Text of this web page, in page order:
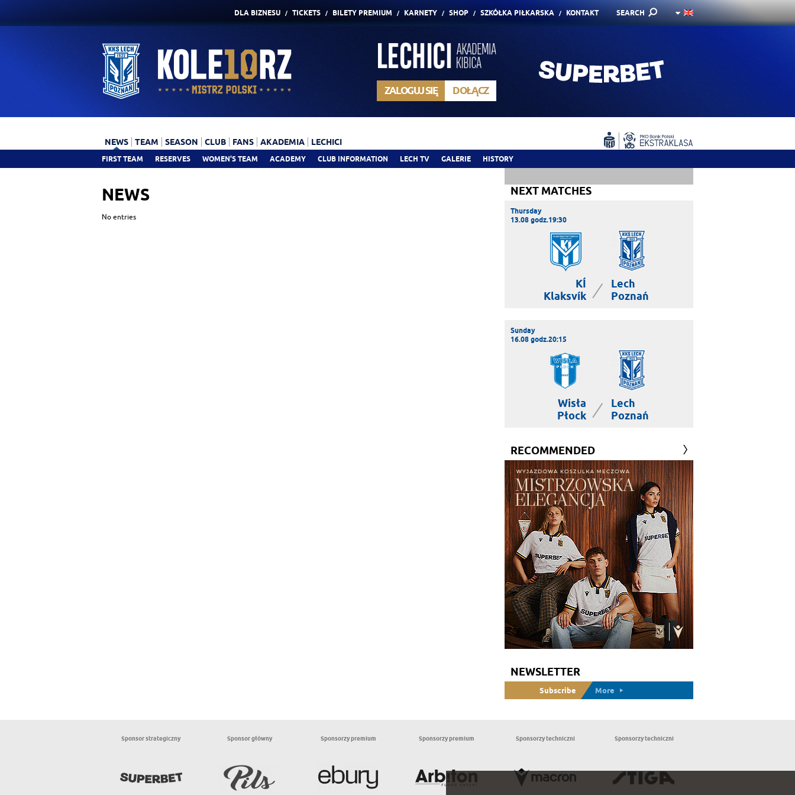
DLA BIZNESU TICKETS BILETY PREMIUM KARNETY SHOP SZKÓŁKA PIŁKARSKA KONTAKT SEARCH
ZALOGUJ SIĘ DOŁĄCZ
NEWS
FIRST TEAM RESERVES WOMEN'S TEAM ACADEMY CLUB INFORMATION LECH TV GALERIE HISTORY
TEAM SEASON CLUB FANS AKADEMIA LECHICI
NEWS
No entries
NEXT MATCHES
Thursday
13.08 godz.19:30
KÍ
Klaksvík
|
Lech
Poznań
Sunday
16.08 godz.20:15
Wisła
Płock
|
Lech
Poznań
RECOMMENDED
NEWSLETTER
Subscribe More
Sponsor strategiczny Sponsor główny Sponsorzy premium Sponsorzy premium Sponsorzy techniczni Sponsorzy techniczni